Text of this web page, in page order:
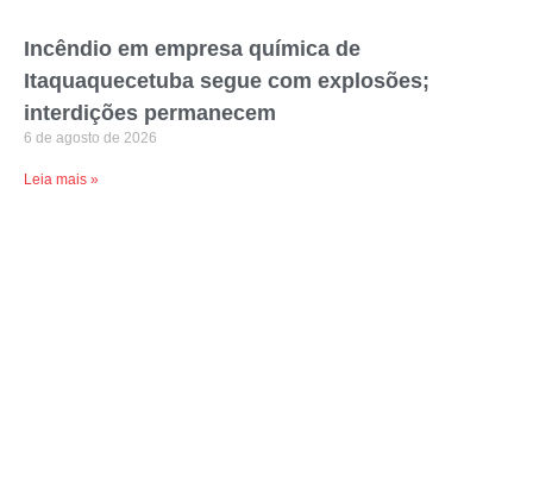
Incêndio em empresa química de
Itaquaquecetuba segue com explosões;
interdições permanecem
6 de agosto de 2026
Leia mais »